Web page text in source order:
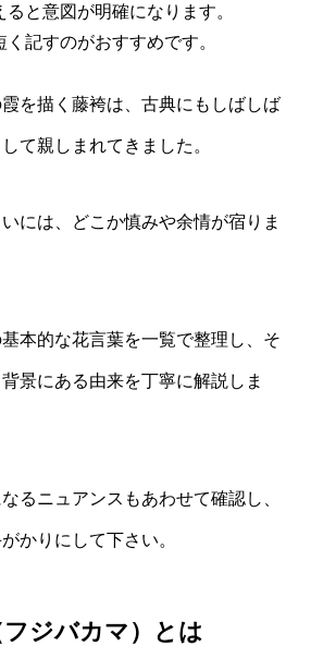
と意図が明確になります。
記すのがおすすめです。
を描く藤袴は、古典にもしばしば
て親しまれてきました。
には、どこか慎みや余情が宿りま
本的な花言葉を一覧で整理し、そ
景にある由来を丁寧に解説しま
るニュアンスもあわせて確認し、
かりにして下さい。
ジバカマ）とは